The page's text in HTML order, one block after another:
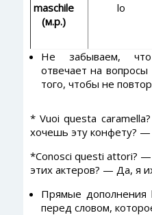
maschile
(м.р.)
lo
Не забываем,
отвечает на
того, чтобы не
* Vuoi questa
хочешь эту конфету?
*Conosci questi attori?
этих актеров? — Да, я
Прямые дополнения
перед словом,